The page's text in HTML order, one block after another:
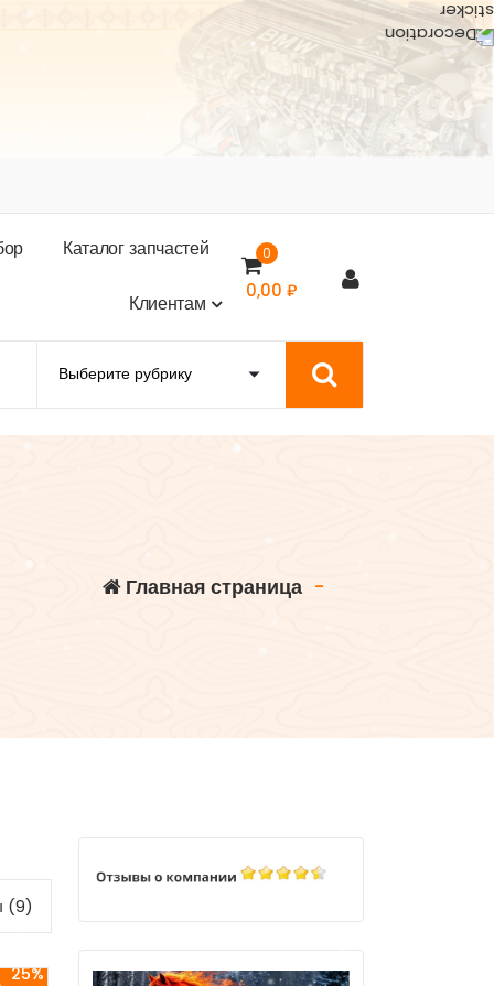
ор Каталогзапчастей
Клиентам
0
0,00 ₽
Главная страница -
(9)
25%